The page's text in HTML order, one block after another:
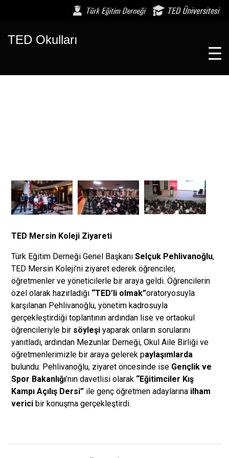
TED Okulları
TED Mersin Koleji Ziyareti
Türk Eğitim Derneği Genel Başkanı Selçuk Pehlivanoğlu,
TED Mersin Koleji’ni ziyaret ederek öğrenciler,
öğretmenler ve yöneticilerle bir araya geldi. Öğrencilerin
özel olarak hazırladığı “TED’li olmak”oratoryosuyla
karşılanan Pehlivanoğlu, yönetim kadrosuyla
gerçekleştirdiği toplantının ardından lise ve ortaokul
öğrencileriyle bir söyleşi yaparak onların sorularını
yanıtladı, ardından Mezunlar Derneği, Okul Aile Birliği ve
öğretmenlerimizle bir araya gelerek paylaşımlarda
bulundu. Pehlivanoğlu, ziyaret öncesinde ise Gençlik ve
Spor Bakanlığı’nın davetlisi olarak “Eğitimciler Kış
Kampı Açılış Dersi” ile genç öğretmen adaylarına ilham
verici bir konuşma gerçekleştirdi.